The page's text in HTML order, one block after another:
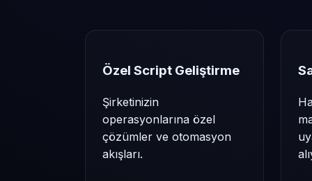
Özel Script Geliştirme
Şirketinizin
operasyonlarına özel
çözümler ve otomasyon
akışları.